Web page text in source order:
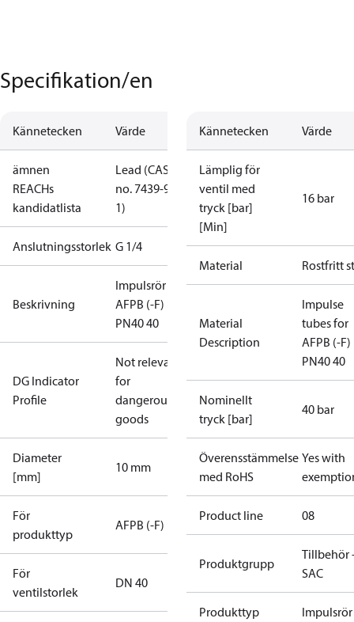
Specifikation/en
Kännetecken Värde
ämnen
REACHs
kandidatlista
Lead (CAS
no. 7439-92-
1)
Anslutningsstorlek G 1/4
Beskrivning
Impulsrör för
AFPB (-F)
PN40 40
DG Indicator
Profile
Not relevant
for
dangerous
goods
Diameter
[mm]
10 mm
För
produkttyp
AFPB (-F)
För
ventilstorlek
DN 40
Kännetecken Värde
Lämplig för
ventil med
tryck [bar]
[Min]
16 bar
Material Rostfritt
Material
Description
Impulse
tubes for
AFPB (-F)
PN40 40
Nominellt
tryck [bar]
40 bar
Överensstämmelse
med RoHS
Yes with
Product line 08
Produktgrupp
Tillbehör
SAC
Produkttyp Impulsrör